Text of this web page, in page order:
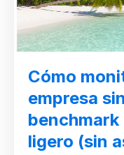
Cómo
empresa
benchmark
ligero (sin